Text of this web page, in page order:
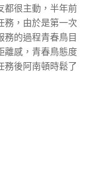
都很主動，半年前
務，由於是第一次
務的過程青春鳥目
離感，青春鳥態度
務後阿南頓時鬆了